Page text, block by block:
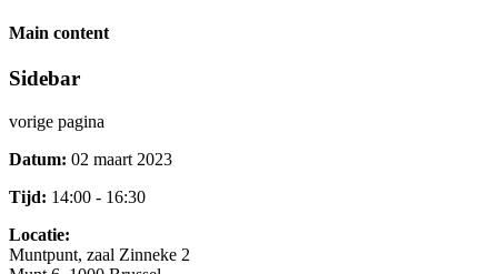
Main content
Sidebar
vorige pagina
Datum: 02 maart 2023
Tijd: 14:00 - 16:30
Locatie:
Muntpunt, zaal Zinneke 2